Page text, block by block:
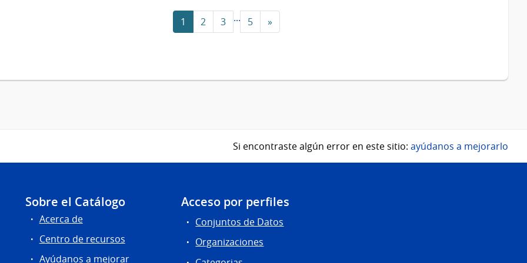
1 2 3 ... 5 »
Si encontraste algún error en este sitio: ayúdanos a mejorarlo
Sobre el Catálogo
Acerca de
Centro de recursos
Ayúdanos a mejorar
Acceso por perfiles
Conjuntos de Datos
Organizaciones